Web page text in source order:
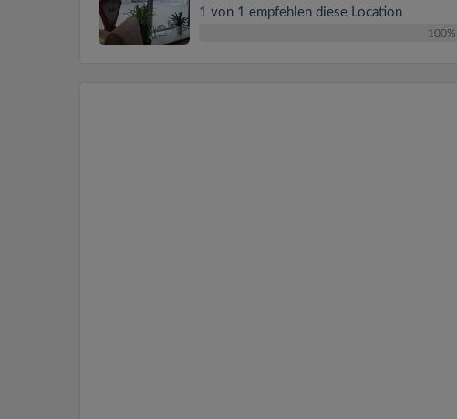
1 von 1 empfehlen diese Location
100%